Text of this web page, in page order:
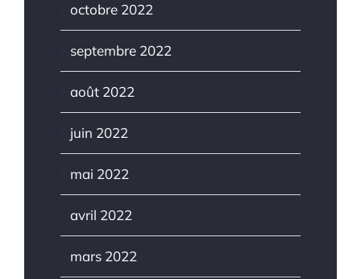
octobre 2022
septembre 2022
août 2022
juin 2022
mai 2022
avril 2022
mars 2022